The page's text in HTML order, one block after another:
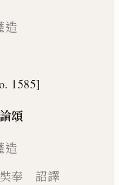
造
1585]
頌
造
奉 詔譯